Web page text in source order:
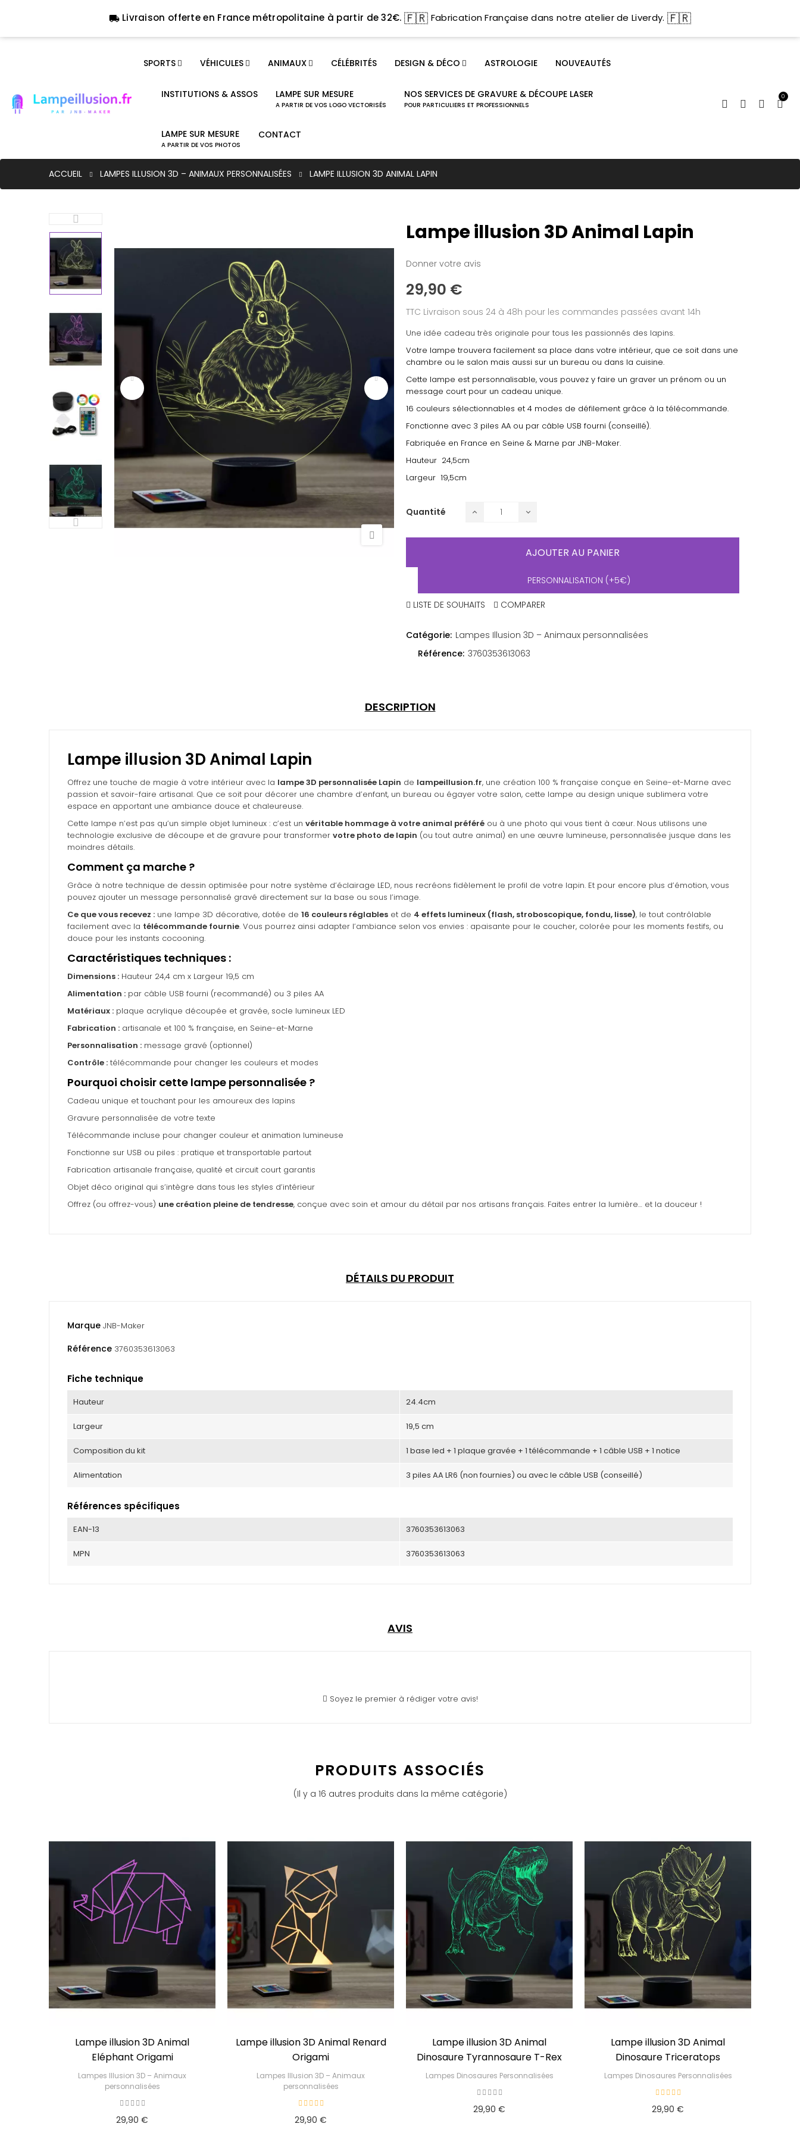
local_shipping Livraison offerte en France métropolitaine à partir de 32€. 🇫🇷 Fabrication Française dans notre atelier de Liverdy. 🇫🇷
SPORTS VÉHICULES ANIMAUX CÉLÉBRITÉS DESIGN & DÉCO ASTROLOGIE NOUVEAUTÉS
INSTITUTIONS & ASSOS LAMPE SUR MESURE
A PARTIR DE VOS LOGO VECTORISÉS
NOS SERVICES DE GRAVURE & DÉCOUPE LASER
POUR PARTICULIERS ET PROFESSIONNELS
LAMPE SUR MESURE
A PARTIR DE VOS PHOTOS
CONTACT
0
ACCUEIL LAMPES ILLUSION 3D – ANIMAUX PERSONNALISÉES LAMPE ILLUSION 3D ANIMAL LAPIN
Lampe illusion 3D Animal Lapin
Donner votre avis
29,90 €
TTC Livraison sous 24 à 48h pour les commandes passées avant 14h
Une idée cadeau très originale pour tous les passionnés des lapins.
Votre lampe trouvera facilement sa place dans votre intérieur, que ce soit dans une
chambre ou le salon mais aussi sur un bureau ou dans la cuisine.
Cette lampe est personnalisable, vous pouvez y faire un graver un prénom ou un
message court pour un cadeau unique.
16 couleurs sélectionnables et 4 modes de défilement grâce à la télécommande.
Fonctionne avec 3 piles AA ou par câble USB fourni (conseillé).
Fabriquée en France en Seine & Marne par JNB-Maker.
Hauteur 24,5cm
Largeur 19,5cm
Quantité
AJOUTER AU PANIER
PERSONNALISATION (+5€)
LISTE DE SOUHAITS COMPARER
Catégorie: Lampes Illusion 3D – Animaux personnalisées
Référence: 3760353613063
DESCRIPTION
Lampe illusion 3D Animal Lapin
Offrez une touche de magie à votre intérieur avec la lampe 3D personnalisée Lapin de lampeillusion.fr, une création 100 % française conçue en Seine-et-Marne avec
passion et savoir-faire artisanal. Que ce soit pour décorer une chambre d’enfant, un bureau ou égayer votre salon, cette lampe au design unique sublimera votre
espace en apportant une ambiance douce et chaleureuse.
Cette lampe n’est pas qu’un simple objet lumineux : c’est un véritable hommage à votre animal préféré ou à une photo qui vous tient à cœur. Nous utilisons une
technologie exclusive de découpe et de gravure pour transformer votre photo de lapin (ou tout autre animal) en une œuvre lumineuse, personnalisée jusque dans les
moindres détails.
Comment ça marche ?
Grâce à notre technique de dessin optimisée pour notre système d’éclairage LED, nous recréons fidèlement le profil de votre lapin. Et pour encore plus d’émotion, vous
pouvez ajouter un message personnalisé gravé directement sur la base ou sous l’image.
Ce que vous recevez : une lampe 3D décorative, dotée de 16 couleurs réglables et de 4 effets lumineux (flash, stroboscopique, fondu, lisse), le tout contrôlable
facilement avec la télécommande fournie. Vous pourrez ainsi adapter l’ambiance selon vos envies : apaisante pour le coucher, colorée pour les moments festifs, ou
douce pour les instants cocooning.
Caractéristiques techniques :
Dimensions : Hauteur 24,4 cm x Largeur 19,5 cm
Alimentation : par câble USB fourni (recommandé) ou 3 piles AA
Matériaux : plaque acrylique découpée et gravée, socle lumineux LED
Fabrication : artisanale et 100 % française, en Seine-et-Marne
Personnalisation : message gravé (optionnel)
Contrôle : télécommande pour changer les couleurs et modes
Pourquoi choisir cette lampe personnalisée ?
Cadeau unique et touchant pour les amoureux des lapins
Gravure personnalisée de votre texte
Télécommande incluse pour changer couleur et animation lumineuse
Fonctionne sur USB ou piles : pratique et transportable partout
Fabrication artisanale française, qualité et circuit court garantis
Objet déco original qui s’intègre dans tous les styles d’intérieur
Offrez (ou offrez-vous) une création pleine de tendresse, conçue avec soin et amour du détail par nos artisans français. Faites entrer la lumière… et la douceur !
DÉTAILS DU PRODUIT
Marque JNB-Maker
Référence 3760353613063
Fiche technique
Hauteur 24.4cm
Largeur 19,5 cm
Composition du kit 1 base led + 1 plaque gravée + 1 télécommande + 1 câble USB + 1 notice
Alimentation 3 piles AA LR6 (non fournies) ou avec le câble USB (conseillé)
Références spécifiques
EAN-13 3760353613063
MPN 3760353613063
AVIS
Soyez le premier à rédiger votre avis!
PRODUITS ASSOCIÉS
(Il y a 16 autres produits dans la même catégorie)
Lampe illusion 3D Animal
Eléphant Origami
Lampes Illusion 3D – Animaux
personnalisées
29,90 €
Lampe illusion 3D Animal Renard
Origami
Lampes Illusion 3D – Animaux
personnalisées
29,90 €
Lampe illusion 3D Animal
Dinosaure Tyrannosaure T-Rex
Lampes Dinosaures Personnalisées
29,90 €
Lampe illusion 3D Animal
Dinosaure Triceratops
Lampes Dinosaures Personnalisées
29,90 €